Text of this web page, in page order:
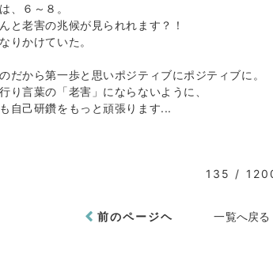
、６～８。
と老害の兆候が見られれます？！
りかけていた。
だから第一歩と思いポジティブにポジティブに。
り言葉の「老害」にならないように、
自己研鑽をもっと頑張ります...
135 /
前のページヘ 一覧へ戻る